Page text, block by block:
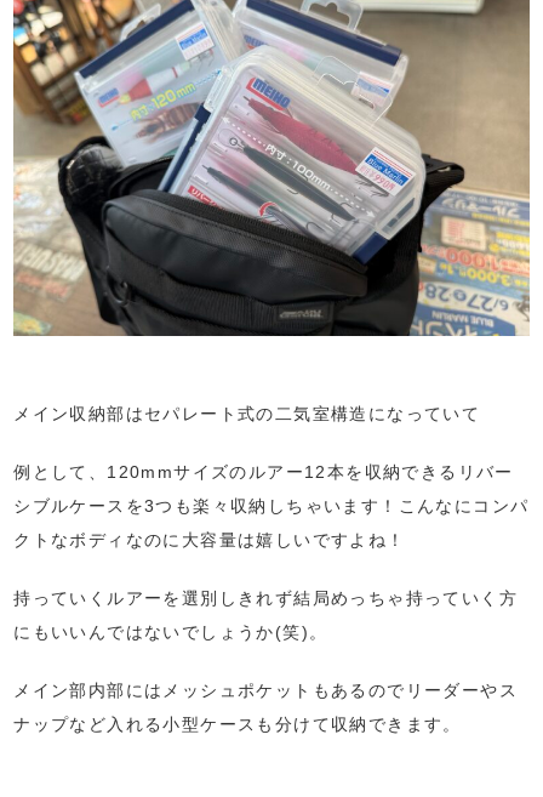
メイン収納部はセパレート式の二気室構造になっていて
例として、120mmサイズのルアー12本を収納できるリバー
シブルケースを3つも楽々収納しちゃいます！こんなにコンパ
クトなボディなのに大容量は嬉しいですよね！
持っていくルアーを選別しきれず結局めっちゃ持っていく方
にもいいんではないでしょうか(笑)。
メイン部内部にはメッシュポケットもあるのでリーダーやス
ナップなど入れる小型ケースも分けて収納できます。